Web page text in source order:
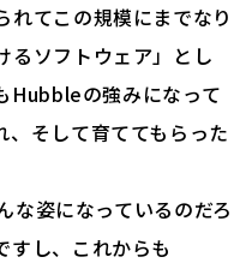
れてこの規模にまでなり
るソフトウェア」とし
Hubbleの強みになって
、そして育ててもらった
姿になっているのだろ
すし、これからも